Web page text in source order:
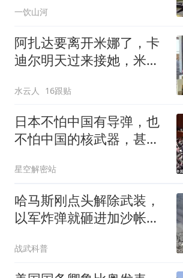
一饮山河
阿扎达要离开米娜了，卡
迪尔明天过来接她，米娜
水云人 16跟贴
日本不怕中国有导弹，也
不怕中国的核武器，甚至
星空解密站
哈马斯刚点头解除武装，
以军炸弹就砸进加沙帐篷
战武科普